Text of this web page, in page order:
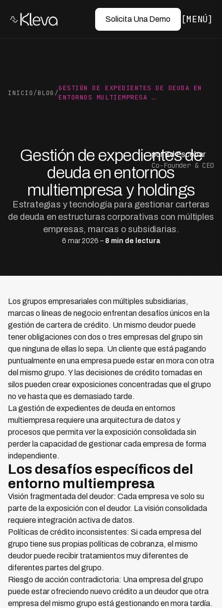
Solicita Una Demo MENÚ
INICIO/BLOG /
GESTIÓN DE EXPEDIENTES DE DEUDA EN
ENTORNOS MULTIEMPRESA …
Gestión de expedientes de
deuda en entornos
multiempresa y holdings
Estrategias y tecnología para gestionar carteras
de deuda en estructuras corporativas con múltiples
empresas, marcas o subsidiarias.
6 mar 2026 – 8 min de lectura
por Ed Escobar
Co-Founder & CEO
Los grupos empresariales con múltiples subsidiarias,
marcas o líneas de negocio enfrentan desafíos únicos en la
gestión de cartera de crédito. Un mismo deudor puede
tener obligaciones con dos o tres empresas del grupo sin
que ninguna de ellas lo sepa. Un cliente que está pagando
puntualmente en una empresa puede estar en mora con otra
del mismo grupo. Y las decisiones de crédito tomadas en
silos pueden crear exposiciones concentradas que el grupo
no ve hasta que es demasiado tarde.
La gestión de expedientes de deuda en entornos
multiempresa requiere una arquitectura de datos y
procesos que permita ver la exposición consolidada sin
perder la capacidad de gestionar cada empresa de forma
independiente.
Los desafíos específicos del
entorno multiempresa
Visión fragmentada del deudor: Cada empresa ve solo su
parte de la exposición con el deudor. La visión consolidada
requiere integración activa de datos.
Políticas de crédito inconsistentes: Si cada empresa del
grupo tiene sus propias políticas de cobranza, el mismo
deudor puede recibir tratamientos muy diferentes de
diferentes partes del grupo.
Riesgo de acción contradictoria: Una empresa del grupo
puede estar ofreciendo nuevo crédito a un deudor que otra
empresa del mismo grupo está gestionando en mora tardía.